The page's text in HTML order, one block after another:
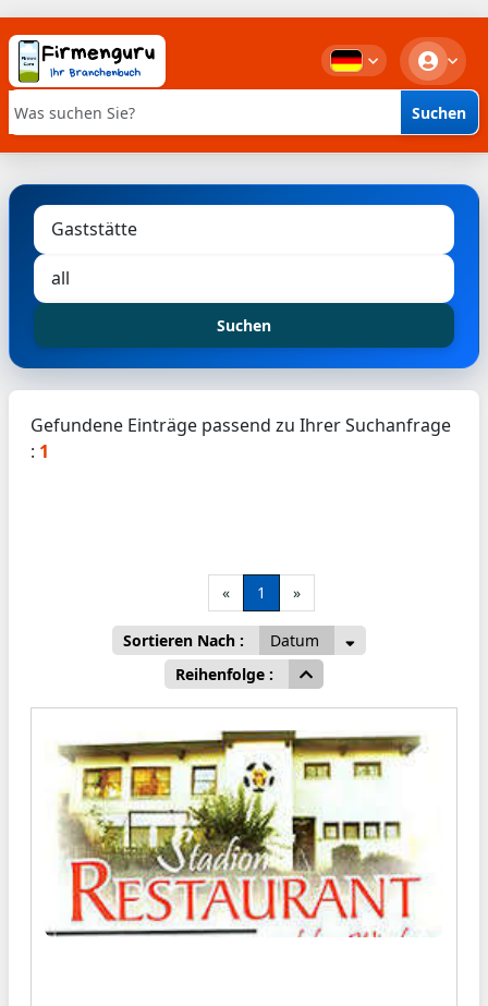
Stichwortsuche Suchen
Suchen
Gefundene Einträge passend zu Ihrer Suchanfrage
: 1
« 1 »
Sortieren Nach :
Datum
Reihenfolge :